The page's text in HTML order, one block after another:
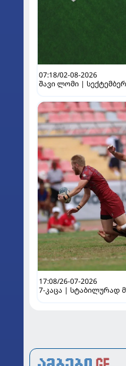
07:18/02-08-2026
შავი ლომი |
17:08/26-07-2026
7-კაცა | სტაბილურად